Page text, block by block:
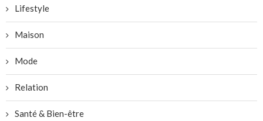
Lifestyle
Maison
Mode
Relation
Santé & Bien-être